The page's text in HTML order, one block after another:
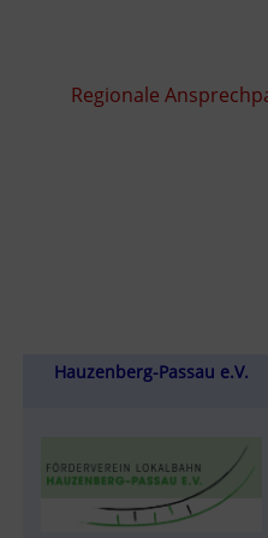
Regionale
Hauzenberg-Passau e.V.